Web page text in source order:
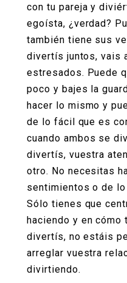
con tu pareja y
egoísta, ¿verdad?
también tiene sus
divertís juntos, vais
estresados. Puede
poco y bajes la
hacer lo mismo y
de lo fácil que es
cuando ambos se
divertís, vuestra
otro. No necesitas
sentimientos o de
Sólo tienes que
haciendo y en cómo
divertís, no estáis
arreglar vuestra
divirtiendo.